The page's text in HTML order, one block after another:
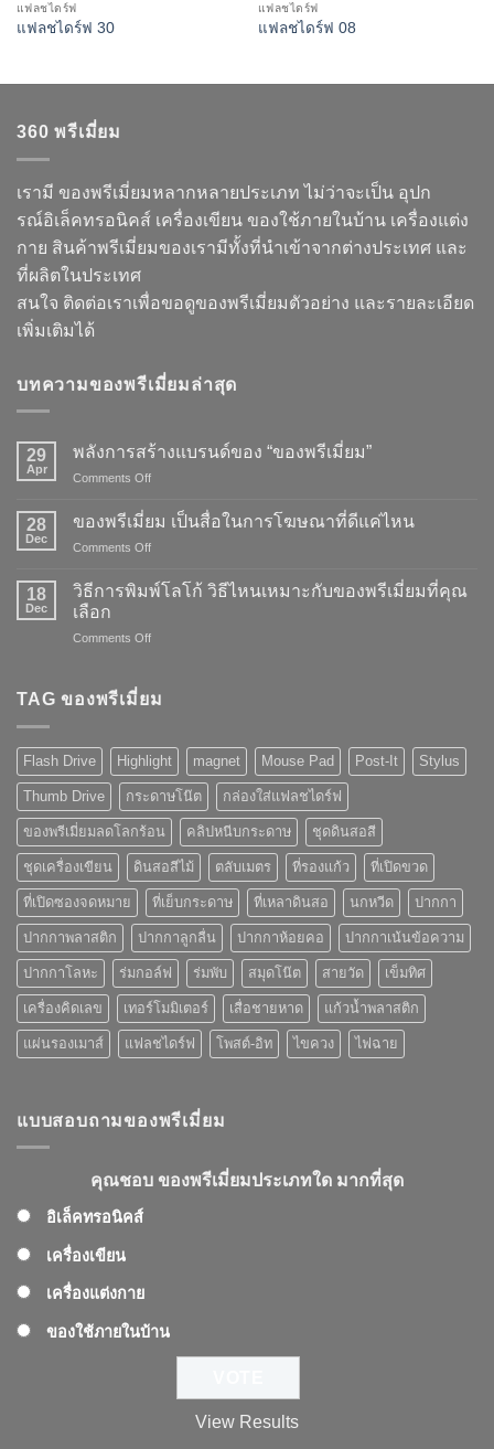
แฟลชไดร์ฟ
แฟลชไดร์ฟ 30
แฟลชไดร์ฟ
แฟลชไดร์ฟ 08
360 พรีเมี่ยม
เรามี ของพรีเมี่ยมหลากหลายประเภท ไม่ว่าจะเป็น อุปก
รณ์อิเล็คทรอนิคส์ เครื่องเขียน ของใช้ภายในบ้าน เครื่องแต่ง
กาย สินค้าพรีเมี่ยมของเรามีทั้งที่นำเข้าจากต่างประเทศ และ
ที่ผลิตในประเทศ
สนใจ ติดต่อเราเพื่อขอดูของพรีเมี่ยมตัวอย่าง และรายละเอียด
เพิ่มเติมได้
บทความของพรีเมี่ยมล่าสุด
29
Apr
พลังการสร้างแบรนด์ของ “ของพรีเมี่ยม”
Comments Offon
“ของ
28
Dec
ของพรีเมี่ยม เป็นสื่อในการโฆษณาที่ดีแค่ไหน
Comments Offon
พรี
เป็น
การ
ดี
แค่
ไหน
18
Dec
วิธีการพิมพ์โลโก้ วิธีไหนเหมาะกับของพรีเมี่ยมที่คุณ
เลือก
Comments Offon
พิมพ์
ไหน
เหมาะ
กับ
ของ
เมี่
ยม
ที่
คุณ
เลือก
TAG ของพรีเมี่ยม
Flash Drive Highlight magnet Mouse Pad Post-It Stylus
Thumb Drive กระดาษโน๊ต กล่องใส่แฟลชไดร์ฟ
ของพรีเมี่ยมลดโลกร้อน คลิปหนีบกระดาษ ชุดดินสอสี
ชุดเครื่องเขียน ดินสอสีไม้ ตลับเมตร ที่รองแก้ว ที่เปิดขวด
ที่เปิดซองจดหมาย ที่เย็บกระดาษ ที่เหลาดินสอ นกหวีด ปากกา
ปากกาพลาสติก ปากกาลูกลื่น ปากกาห้อยคอ ปากกาเน้นข้อความ
ปากกาโลหะ ร่มกอล์ฟ ร่มพับ สมุดโน๊ต สายวัด เข็มทิศ
เครื่องคิดเลข เทอร์โมมิเตอร์ เสื่อชายหาด แก้วน้ำพลาสติก
แผ่นรองเมาส์ แฟลชไดร์ฟ โพสต์-อิท ไขควง ไฟฉาย
แบบสอบถามของพรีเมี่ยม
คุณชอบ ของพรีเมี่ยมประเภทใด มากที่สุด
อิเล็คทรอนิคส์
เครื่องเขียน
เครื่องแต่งกาย
ของใช้ภายในบ้าน
View Results